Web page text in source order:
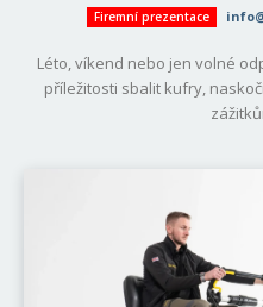
Firemní prezentace
Léto, víkend nebo jen volné
příležitosti sbalit kufry,